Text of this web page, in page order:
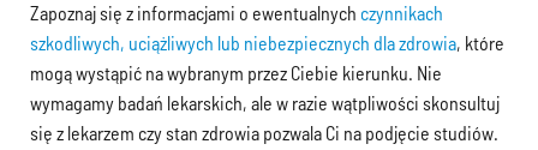
Zapoznaj się z informacjami o ewentualnych czynnikach
szkodliwych, uciążliwych lub niebezpiecznych dla zdrowia, które
mogą wystąpić na wybranym przez Ciebie kierunku. Nie
wymagamy badań lekarskich, ale w razie wątpliwości skonsultuj
się z lekarzem czy stan zdrowia pozwala Ci na podjęcie studiów.